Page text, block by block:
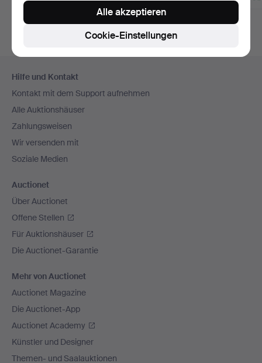
Navigation
Hilfe und Kontakt
Kontakt mit dem Support aufnehmen
Alle Auktionshäuser
Zahlungsweisen
Wir versenden mit
Soziale Medien
Auctionet
Über Auctionet
Offene Stellen
Für Auktionshäuser
Die Auctionet-Garantie
Mehr von Auctionet
Auctionet Magazine
Die Auctionet-App
Auctionet Academy
Künstler und Designer
Themen- und Saalauktionen
Cookie-Einstellungen
Alle akzeptieren